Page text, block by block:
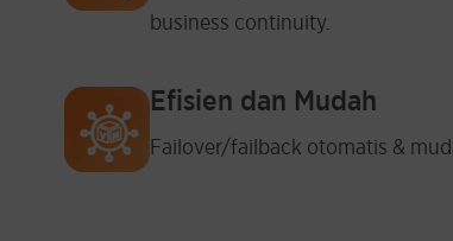
business continuity.
Efisien dan Mudah
Failover/failback otomatis &